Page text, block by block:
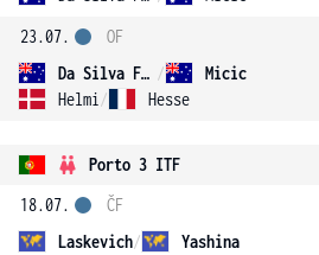
23.07.
Da Silva Fick /
Micic
Helmi / Hesse
OF
Porto 3 ITF
18.07.
Laskevich/
Yashina
ČF